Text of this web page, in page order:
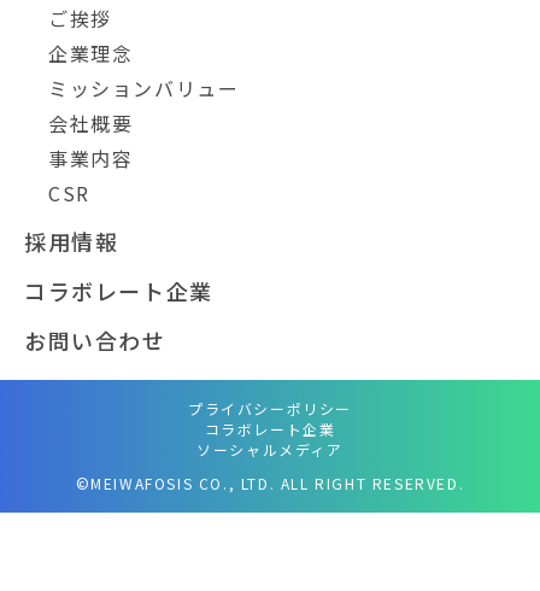
ご挨拶
企業理念
ミッションバリュー
会社概要
事業内容
CSR
採用情報
コラボレート企業
お問い合わせ
プライバシーポリシー
コラボレート企業
ソーシャルメディア
©MEIWAFOSIS CO., LTD. ALL RIGHT RESERVED.